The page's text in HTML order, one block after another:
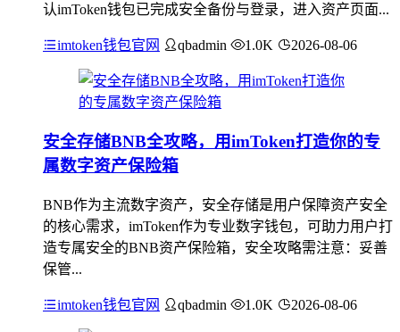
认imToken钱包已完成安全备份与登录，进入资产页面...
imtoken钱包官网 qbadmin 1.0K 2026-08-06
安全存储BNB全攻略，用imToken打造你的专
属数字资产保险箱
BNB作为主流数字资产，安全存储是用户保障资产安全
的核心需求，imToken作为专业数字钱包，可助力用户打
造专属安全的BNB资产保险箱，安全攻略需注意：妥善
保管...
imtoken钱包官网 qbadmin 1.0K 2026-08-06